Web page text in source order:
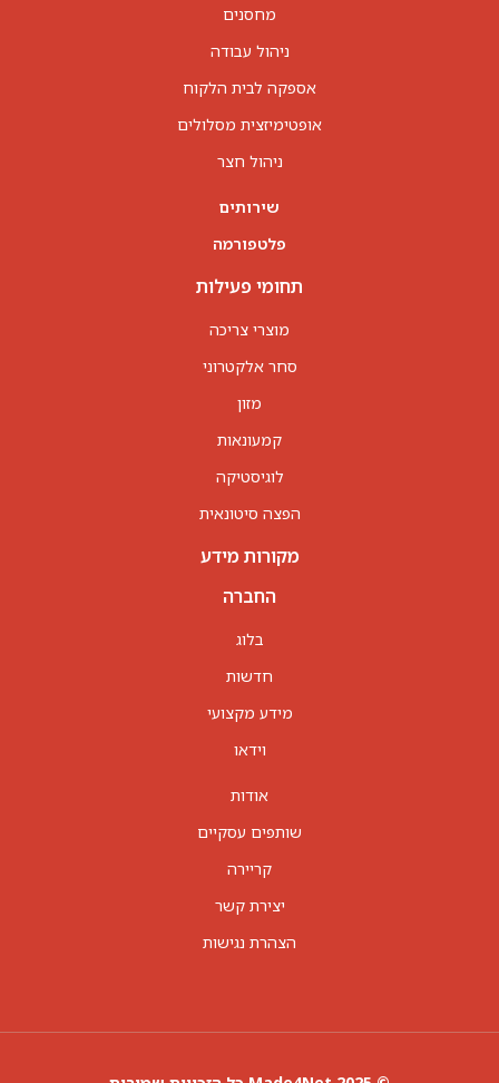
מחסנים
ניהול עבודה
אספקה לבית הלקוח
אופטימיזצית מסלולים
ניהול חצר
שירותים
פלטפורמה
תחומי פעילות
מוצרי צריכה
סחר אלקטרוני
מזון
קמעונאות
לוגיסטיקה
הפצה סיטונאית
מקורות מידע
החברה
בלוג
חדשות
מידע מקצועי
וידאו
אודות
שותפים עסקיים
קריירה
יצירת קשר
הצהרת נגישות